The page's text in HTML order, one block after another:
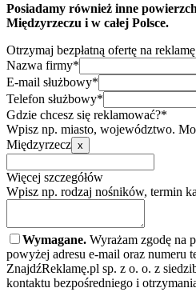
Posiadamy również inne
Międzyrzeczu i w całej Polsce.
Otrzymaj bezpłatną ofertę na
Nazwa firmy*
E-mail służbowy*
Telefon służbowy*
Gdzie chcesz się reklamować?*
Wpisz np. miasto, województwo.
Międzyrzecz x
Więcej szczegółów
Wpisz np. rodzaj nośników, termin
Wymagane. Wyrażam zgodę na
powyżej adresu e-mail oraz numeru
ZnajdźReklamę.pl sp. z o. o. z
kontaktu bezpośredniego i